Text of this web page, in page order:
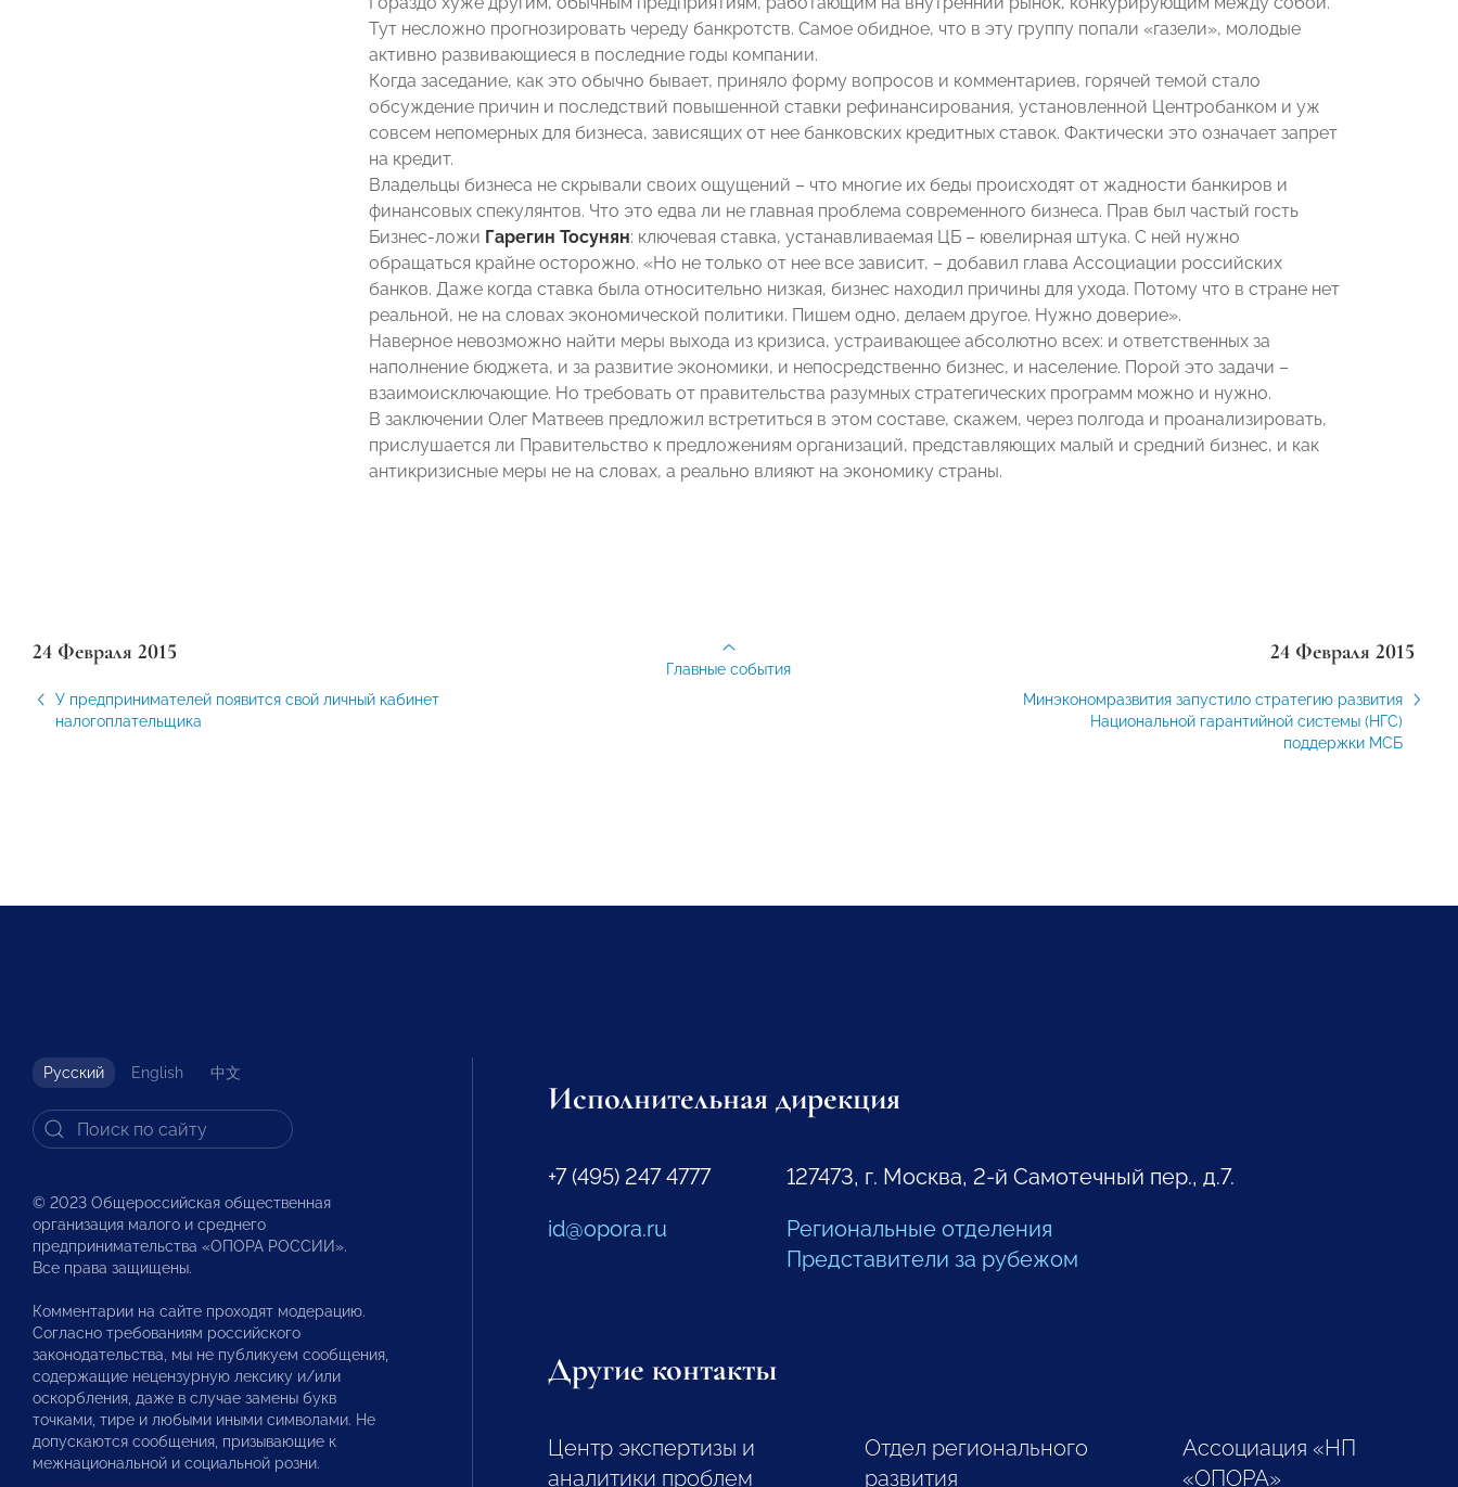
Тут несложно прогнозировать череду банкротств. Самое обидное, что в эту группу попали «газели», молодые
активно развивающиеся в последние годы компании.
Когда заседание, как это обычно бывает, приняло форму вопросов и комментариев, горячей темой стало
обсуждение причин и последствий повышенной ставки рефинансирования, установленной Центробанком и уж
совсем непомерных для бизнеса, зависящих от нее банковских кредитных ставок. Фактически это означает запрет
на кредит.
Владельцы бизнеса не скрывали своих ощущений – что многие их беды происходят от жадности банкиров и
финансовых спекулянтов. Что это едва ли не главная проблема современного бизнеса. Прав был частый гость
Бизнес-ложи Гарегин Тосунян: ключевая ставка, устанавливаемая ЦБ – ювелирная штука. С ней нужно
обращаться крайне осторожно. «Но не только от нее все зависит, – добавил глава Ассоциации российских
банков. Даже когда ставка была относительно низкая, бизнес находил причины для ухода. Потому что в стране нет
реальной, не на словах экономической политики. Пишем одно, делаем другое. Нужно доверие».
Наверное невозможно найти меры выхода из кризиса, устраивающее абсолютно всех: и ответственных за
наполнение бюджета, и за развитие экономики, и непосредственно бизнес, и население. Порой это задачи –
взаимоисключающие. Но требовать от правительства разумных стратегических программ можно и нужно.
В заключении Олег Матвеев предложил встретиться в этом составе, скажем, через полгода и проанализировать,
прислушается ли Правительство к предложениям организаций, представляющих малый и средний бизнес, и как
антикризисные меры не на словах, а реально влияют на экономику страны.
24 Февраля 2015
У предпринимателей появится свой личный кабинет
налогоплательщика
24 Февраля 2015
Минэкономразвития запустило стратегию развития
Национальной гарантийной системы (НГС)
поддержки МСБ
Главные события
Русский English 中文
© 2023 Общероссийская общественная
организация малого и среднего
предпринимательства «ОПОРА РОССИИ».
Все права защищены.
Комментарии на сайте проходят модерацию.
Согласно требованиям российского
законодательства, мы не публикуем сообщения,
содержащие нецензурную лексику и/или
оскорбления, даже в случае замены букв
точками, тире и любыми иными символами. Не
допускаются сообщения, призывающие к
межнациональной и социальной розни.
Исполнительная дирекция
+7 (495) 247 4777
id@opora.ru
127473, г. Москва, 2-й Самотечный пер., д.7.
Региональные отделения
Представители за рубежом
Другие контакты
Центр экспертизы и
аналитики проблем
Отдел регионального
развития
Ассоциация «НП
«ОПОРА»